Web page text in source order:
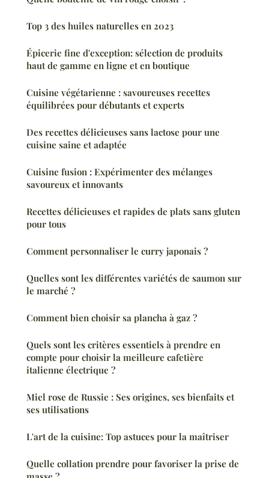
Top 3 des huiles naturelles en 2023
Épicerie fine d'exception: sélection de produits
haut de gamme en ligne et en boutique
Cuisine végétarienne : savoureuses recettes
équilibrées pour débutants et experts
Des recettes délicieuses sans lactose pour une
cuisine saine et adaptée
Cuisine fusion : Expérimenter des mélanges
savoureux et innovants
Recettes délicieuses et rapides de plats sans gluten
pour tous
Comment personnaliser le curry japonais ?
Quelles sont les différentes variétés de saumon sur
le marché ?
Comment bien choisir sa plancha à gaz ?
Quels sont les critères essentiels à prendre en
compte pour choisir la meilleure cafetière
italienne électrique ?
Miel rose de Russie : Ses origines, ses bienfaits et
ses utilisations
L'art de la cuisine: Top astuces pour la maîtriser
Quelle collation prendre pour favoriser la prise de